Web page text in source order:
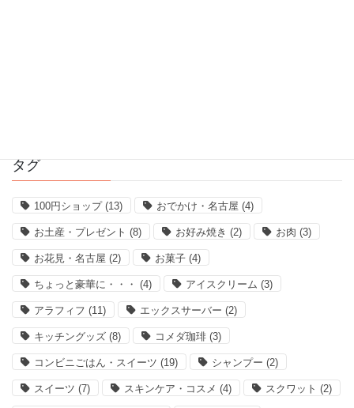
タグ
100円ショップ(13) おでかけ・名古屋 (4)
お土産・プレゼント (8) お好み焼き (2) お肉 (3)
お花見・名古屋 (2) お菓子 (4)
ちょっと豪華に・・・ (4) アイスクリーム (3)
アラフィフ (11) エックスサーバー (2)
キッチングッズ (8) コメダ珈琲 (3)
コンビニごはん・スイーツ (19) シャンプー (2)
スイーツ (7) スキンケア・コスメ (4) スクワット (2)